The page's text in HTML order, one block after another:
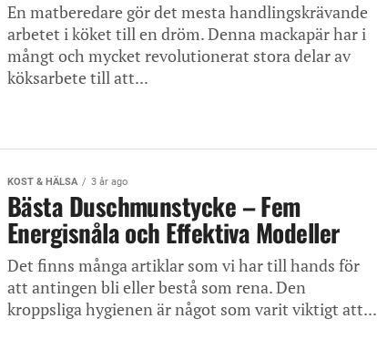
En matberedare gör det mesta handlingskrävande
arbetet i köket till en dröm. Denna mackapär har i
mångt och mycket revolutionerat stora delar av
köksarbete till att...
KOST & HÄLSA 3 år ago
Bästa Duschmunstycke – Fem
Energisnåla och Effektiva Modeller
Det finns många artiklar som vi har till hands för
att antingen bli eller bestå som rena. Den
kroppsliga hygienen är något som varit viktigt att...